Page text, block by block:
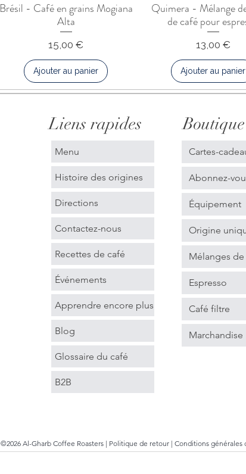
Brésil - Café en grains Mogiana
Alta
Prix
15,00 €
Ajouter au panier
Quimera - Mélange
de café pour
Prix
13,00 €
Ajouter au panier
Liens rapides
Menu
Histoire des origines
Directions
Contactez-nous
Recettes de café
Événements
Apprendre encore plus
Blog
Glossaire du café
B2B
Boutique
Cartes-
Abonnez-
Équipement
Origine
Mélanges de
Espresso
Café filtre
Marchandise
©2026 Al-Gharb Coffee Roasters | Politique de retour | Conditions générales